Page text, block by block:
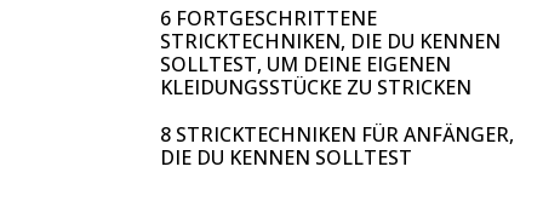
6 FORTGESCHRITTENE
STRICKTECHNIKEN, DIE DU KENNEN
SOLLTEST, UM DEINE EIGENEN
KLEIDUNGSSTÜCKE ZU STRICKEN
8 STRICKTECHNIKEN FÜR ANFÄNGER,
DIE DU KENNEN SOLLTEST